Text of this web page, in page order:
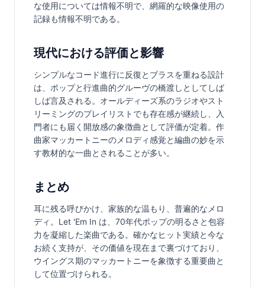
な使用については情報不明で、網羅的な映像使用の
記録も情報不明である。
現代における評価と影響
シンプルなコード進行に反復とブラスを重ねる設計
は、ポップと行進曲的グルーヴの橋渡しとしてしば
しば言及される。オールディーズ系のラジオやスト
リーミングのプレイリストでも存在感が継続し、入
門者にも届く開放感の象徴曲として評価が定着。作
曲家マッカートニーのメロディ感覚と編曲の妙を示
す教材的な一曲とされることが多い。
まとめ
耳に残る呼びかけ、家族的な温もり、普遍的なメロ
ディ。Let 'Em In は、70年代ポップの明るさと包容
力を凝縮した楽曲である。確かなヒット実績と今な
お続く支持が、その価値を現在まで裏づけており、
ウイングス期のマッカートニーを象徴する重要曲と
して位置づけられる。